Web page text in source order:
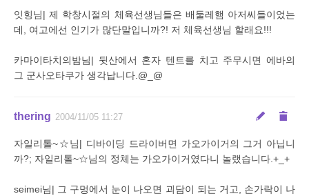
잇힝님| 제 학창시절의 체육선생님들은 배둘레햄 아저씨들이었는
데, 여고에선 인기가 많단말입니까?! 저 체육선생님 할래요!!!
카마이타치의밤님| 뒷산에서 혼자 텐트를 치고 주무시면 에바의
그 군사오타쿠가 생각납니다.@_@
thering 2004/11/05 11:27
자일리톨~☆님| 디바이딩 드라이버면 가오가이거의 그거 아닙니
까?; 자일리톨~☆님의 정체는 가오가이거였다니 놀랬습니다.+_+
seimei님| 그 구멍에서 눈이 나오면 괴담이 되는 거고, 손가락이 나